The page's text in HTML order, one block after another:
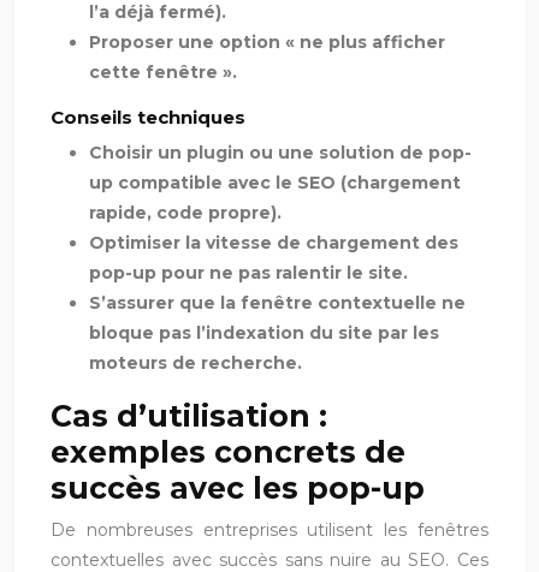
l’a déjà fermé).
Proposer une option « ne plus afficher
cette fenêtre ».
Conseils techniques
Choisir un plugin ou une solution de pop-
up compatible avec le SEO (chargement
rapide, code propre).
Optimiser la vitesse de chargement des
pop-up pour ne pas ralentir le site.
S’assurer que la fenêtre contextuelle ne
bloque pas l’indexation du site par les
moteurs de recherche.
Cas d’utilisation :
exemples concrets de
succès avec les pop-up
De nombreuses entreprises utilisent les fenêtres
contextuelles avec succès sans nuire au SEO. Ces